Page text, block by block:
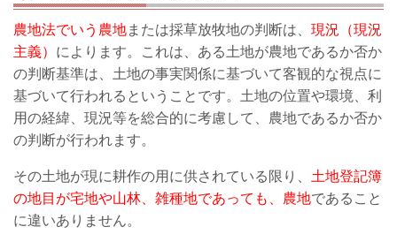
農地法でいう農地または採草放牧地の判断は、 現況（現況
主義） によります。これは、ある土地が農地であるか否か
の判断基準は、土地の事実関係に基づいて客観的な視点に
基づいて行われるということです。土地の位置や環境、利
用の経緯、現況等を総合的に考慮して、農地であるか否か
の判断が行われます。
その土地が現に耕作の用に供されている限り、 土地登記簿
の地目が宅地や山林、雑種地であっても、農地であること
に違いありません。